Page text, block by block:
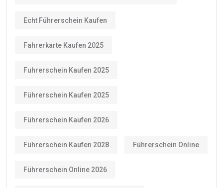
Echt Führerschein Kaufen
Fahrerkarte Kaufen 2025
Fuhrerschein Kaufen 2025
Führerschein Kaufen 2025
Führerschein Kaufen 2026
Führerschein Kaufen 2028 Führerschein Online
Führerschein Online 2026